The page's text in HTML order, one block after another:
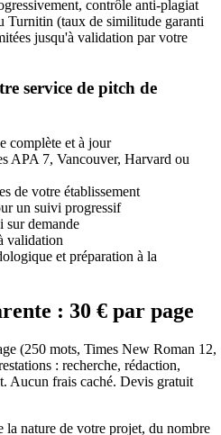
contrôle anti-plagiat
Turnitin (taux de similitude garanti
jusqu'à validation par votre
service de pitch de
complète et à jour
APA 7, Vancouver, Harvard ou
de votre établissement
un suivi progressif
sur demande
validation
et préparation à la
: 30 € par page
(250 mots, Times New Roman 12,
: recherche, rédaction,
Aucun frais caché. Devis gratuit
nature de votre projet, du nombre